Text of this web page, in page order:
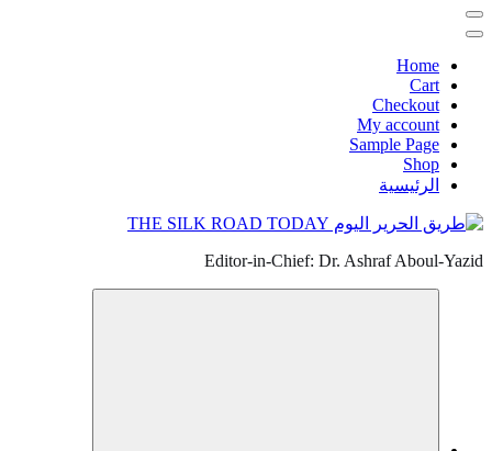
Home
Cart
Checkout
My account
Sample Page
Shop
الرئيسية
Editor-in-Chief: Dr. Ashraf Aboul-Yazid